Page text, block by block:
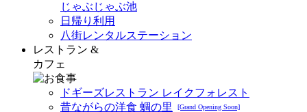
じゃぶじゃぶ池
日帰り利用
八街レンタルステーション
レストラン &
カフェ
ドギーズレストラン レイクフォレスト
昔ながらの洋食 蜩の里
[Grand Opening Soon]